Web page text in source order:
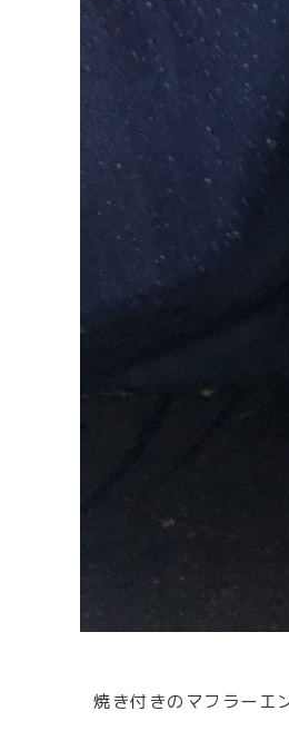
焼き付きのマフラーエ